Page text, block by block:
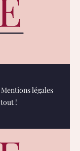
Mentions légales
!